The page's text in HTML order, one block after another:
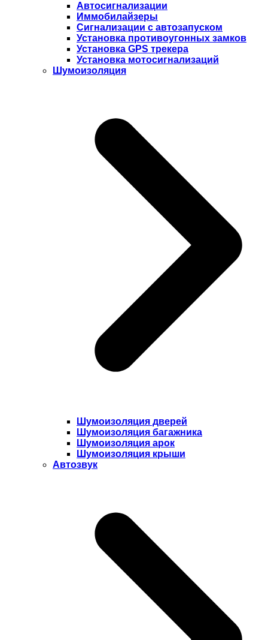
Автосигнализации
Иммобилайзеры
Сигнализации с автозапуском
Установка противоугонных замков
Установка GPS трекера
Установка мотосигнализаций
Шумоизоляция
Шумоизоляция дверей
Шумоизоляция багажника
Шумоизоляция арок
Шумоизоляция крыши
Автозвук